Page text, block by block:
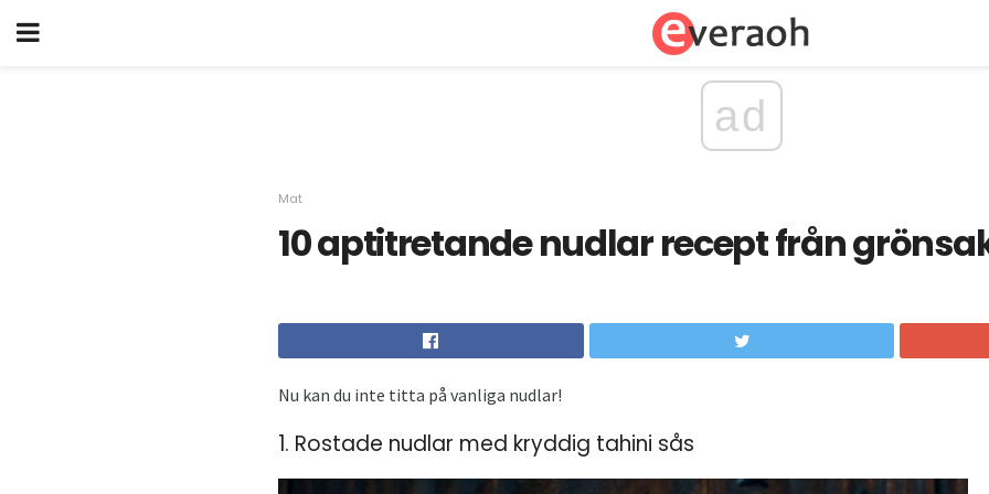
ad
Mat
10 aptitretande nudlar recept från
Nu kan du inte titta på vanliga nudlar!
1. Rostade nudlar med kryddig tahini sås